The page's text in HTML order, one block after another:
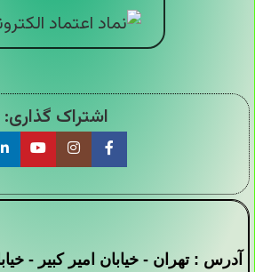
اشتراک گذاری:
آدرس : تهران - خیابان امیر کبیر -